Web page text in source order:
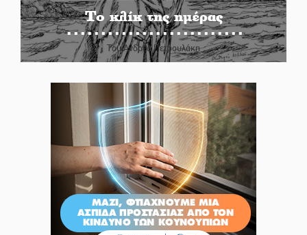
Το κλίκ της ημέρας
Του Ανδρέα Πετρουλάκη